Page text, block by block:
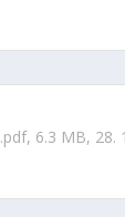
.pdf, 6.3 MB, 28.